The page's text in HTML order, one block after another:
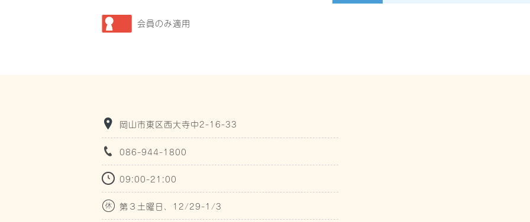
会員のみ適用
岡山市東区西大寺中2-16-33
086-944-1800
09:00-21:00
第３土曜日、12/29-1/3